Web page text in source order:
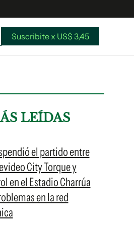
US$ 3,45
Suscribite x US$ 3,45
LEÍDAS
el partido entre
City Torque y
en el Estadio Charrúa
en la red